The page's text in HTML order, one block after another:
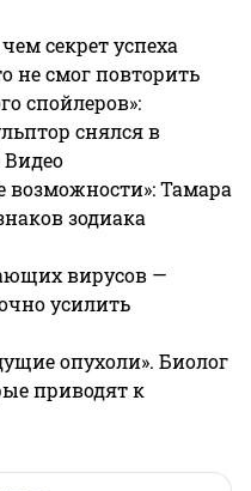
секрет успеха
не смог повторить
спойлеров»:
снялся в
Видео
возможности»: Тамара
зодиака
вирусов —
усилить
опухоли». Биолог
приводят к